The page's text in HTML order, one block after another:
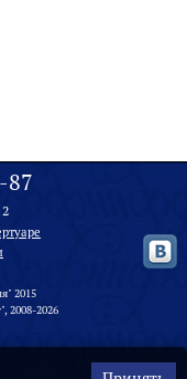
87
2015
", 2008-2026